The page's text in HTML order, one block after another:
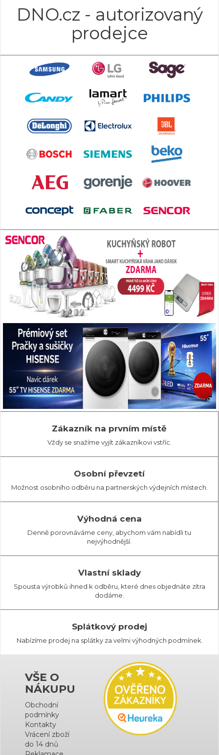
DNO.cz - autorizovaný
prodejce
Zákazník na prvním místě
Vždy se snažíme vyjít zákazníkovi vstříc.
Osobní převzetí
Možnost osobního odběru na partnerských výdejních místech.
Výhodná cena
Denně porovnáváme ceny, abychom vám nabídli tu
nejvýhodnější.
Vlastní sklady
Spousta výrobků ihned k odběru, které dnes objednáte zítra
dodáme.
Splátkový prodej
Nabízíme prodej na splátky za velmi výhodných podmínek.
VŠE O
NÁKUPU
Obchodní
podmínky
Kontakty
Vrácení zboží
do 14 dnů